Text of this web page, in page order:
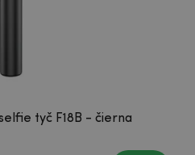
tyč F18B - čierna